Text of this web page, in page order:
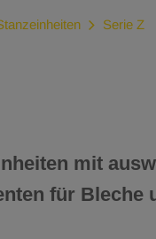
Serie Z
mit
für Bleche